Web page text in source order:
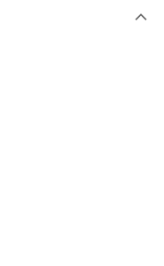
業銀行
際商業銀行
邦商業銀行